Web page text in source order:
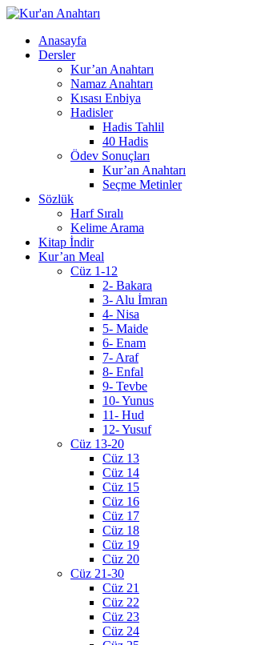
Anasayfa
Dersler
Kur’an Anahtarı
Namaz Anahtarı
Kısası Enbiya
Hadisler
Hadis Tahlil
40 Hadis
Ödev Sonuçları
Kur’an Anahtarı
Seçme Metinler
Sözlük
Harf Sıralı
Kelime Arama
Kitap İndir
Kur’an Meal
Cüz 1-12
2- Bakara
3- Alu İmran
4- Nisa
5- Maide
6- Enam
7- Araf
8- Enfal
9- Tevbe
10- Yunus
11- Hud
12- Yusuf
Cüz 13-20
Cüz 13
Cüz 14
Cüz 15
Cüz 16
Cüz 17
Cüz 18
Cüz 19
Cüz 20
Cüz 21-30
Cüz 21
Cüz 22
Cüz 23
Cüz 24